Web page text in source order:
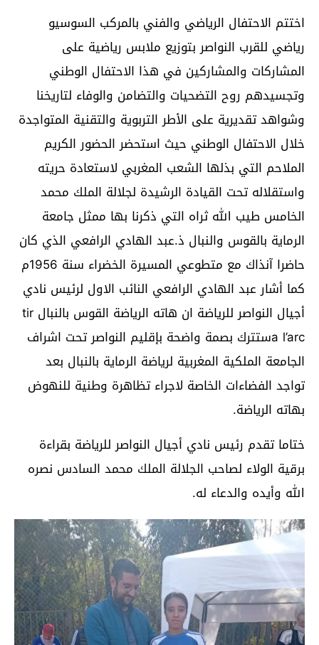
اختتم الاحتفال الرياضي والفني بالمركب السوسيو
رياضي للقرب النواصر بتوزيع ملابس رياضية على
المشاركات والمشاركين في هذا الاحتفال الوطني
وتجسيدهم روح التضحيات والتضامن والوفاء لتاريخنا
وشواهد تقديرية على الأطر التربوية والتقنية المتواجدة
خلال الاحتفال الوطني حيث استحضر الحضور الكريم
الملاحم التي بذلها الشعب المغربي لاستعادة حريته
واستقلاله تحت القيادة الرشيدة لجلالة الملك محمد
الخامس طيب الله ثراه التي ذكرنا بها ممثل جامعة
الرماية بالقوس والنبال ذ.عبد الهادي الرافعي الذي كان
حاضرا آنذاك مع متطوعي المسيرة الخضراء سنة 1956م
كما أشار عبد الهادي الرافعي النائب الاول لرئيس نادي
أجيال النواصر للرياضة ان هاته الرياضة القوس بالنبال tir
a l’arcستترك بصمة واضحة بإقليم النواصر تحت اشراف
الجامعة الملكية المغربية لرياضة الرماية بالنبال بعد
تواجد الفضاءات الخاصة لاجراء تظاهرة وطنية للنهوض
بهاته الرياضة.
ختاما تقدم رئيس نادي أجيال النواصر للرياضة بقراءة
برقية الولاء لصاحب الجلالة الملك محمد السادس نصره
الله وأيده والدعاء له.